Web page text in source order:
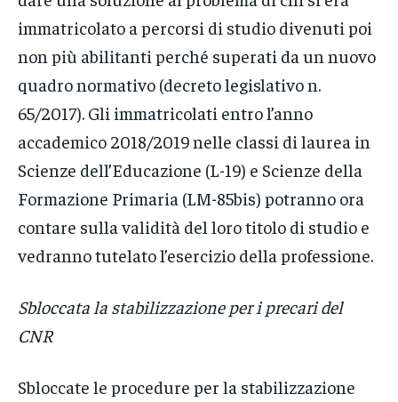
immatricolato a percorsi di studio divenuti poi
non più abilitanti perché superati da un nuovo
quadro normativo (decreto legislativo n.
65/2017). Gli immatricolati entro l’anno
accademico 2018/2019 nelle classi di laurea in
Scienze dell’Educazione (L-19) e Scienze della
Formazione Primaria (LM-85bis) potranno ora
contare sulla validità del loro titolo di studio e
vedranno tutelato l’esercizio della professione.
Sbloccata la stabilizzazione per i precari del
CNR
Sbloccate le procedure per la stabilizzazione